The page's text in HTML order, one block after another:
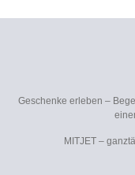
Geschenke erleben –
MITJET –